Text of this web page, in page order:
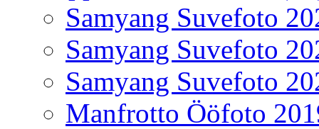
Samyang Suvefoto
Samyang Suvefoto
Samyang Suvefoto
Manfrotto Ööfoto